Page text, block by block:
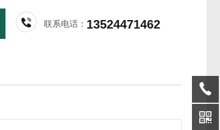
联系电话： 13524471462